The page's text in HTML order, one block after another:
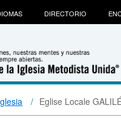
DIRECTORIO
Eglise Locale